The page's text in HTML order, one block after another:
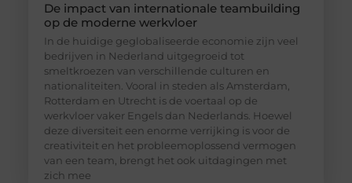
De impact van internationale teambuilding
op de moderne werkvloer
In de huidige geglobaliseerde economie zijn veel
bedrijven in Nederland uitgegroeid tot
smeltkroezen van verschillende culturen en
nationaliteiten. Vooral in steden als Amsterdam,
Rotterdam en Utrecht is de voertaal op de
werkvloer vaker Engels dan Nederlands. Hoewel
deze diversiteit een enorme verrijking is voor de
creativiteit en het probleemoplossend vermogen
van een team, brengt het ook uitdagingen met
zich mee